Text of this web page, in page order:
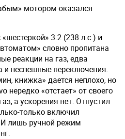
мотором оказался
3.2 (238 л.с.) и
словно пропитана
реакции на газ, едва
неспешные переключения.
книжка» дается неплохо, но
нередко «отстает» от своего
а ускорения нет. Отпустил
только включил
лишь ручной режим